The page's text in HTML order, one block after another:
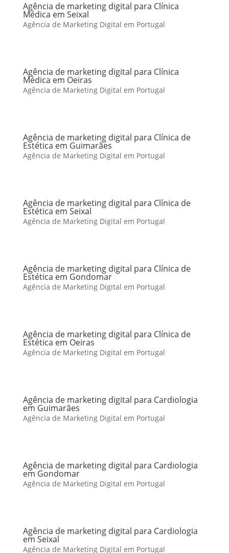
Agência de marketing digital para Clínica
Médica em Seixal
Agência de Marketing Digital em Portugal
Agência de marketing digital para Clínica
Médica em Oeiras
Agência de Marketing Digital em Portugal
Agência de marketing digital para Clínica de
Estética em Guimarães
Agência de Marketing Digital em Portugal
Agência de marketing digital para Clínica de
Estética em Seixal
Agência de Marketing Digital em Portugal
Agência de marketing digital para Clínica de
Estética em Gondomar
Agência de Marketing Digital em Portugal
Agência de marketing digital para Clínica de
Estética em Oeiras
Agência de Marketing Digital em Portugal
Agência de marketing digital para Cardiologia
em Guimarães
Agência de Marketing Digital em Portugal
Agência de marketing digital para Cardiologia
em Gondomar
Agência de Marketing Digital em Portugal
Agência de marketing digital para Cardiologia
em Seixal
Agência de Marketing Digital em Portugal